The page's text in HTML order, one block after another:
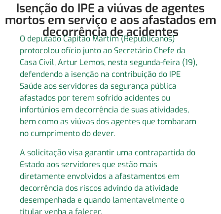
Isenção do IPE a viúvas de agentes
mortos em serviço e aos afastados em
decorrência de acidentes
O deputado Capitão Martim (Republicanos)
protocolou ofício junto ao Secretário Chefe da
Casa Civil, Artur Lemos, nesta segunda-feira (19),
defendendo a isenção na contribuição do IPE
Saúde aos servidores da segurança pública
afastados por terem sofrido acidentes ou
infortúnios em decorrência de suas atividades,
bem como as viúvas dos agentes que tombaram
no cumprimento do dever.
A solicitação visa garantir uma contrapartida do
Estado aos servidores que estão mais
diretamente envolvidos a afastamentos em
decorrência dos riscos advindo da atividade
desempenhada e quando lamentavelmente o
titular venha a falecer.